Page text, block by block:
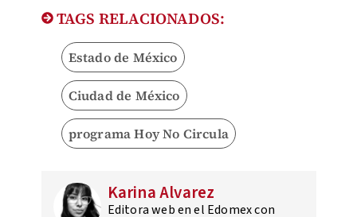
TAGS RELACIONADOS:
Estado de México
Ciudad de México
programa Hoy No Circula
Karina Alvarez
Editora web en el Edomex con